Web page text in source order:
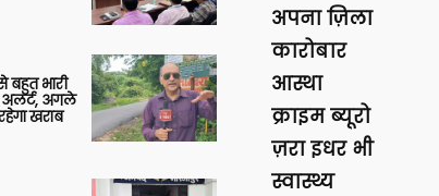
बहुत भारी
अलर्ट, अगले
खराब
अपना ज़िला
कारोबार
आस्था
क्राइम ब्यूरो
ज़रा इधर भी
स्वास्थ्य